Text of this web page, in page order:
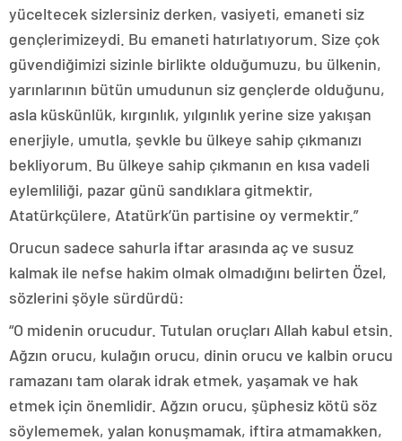
yüceltecek sizlersiniz derken, vasiyeti, emaneti siz
gençlerimizeydi. Bu emaneti hatırlatıyorum. Size çok
güvendiğimizi sizinle birlikte olduğumuzu, bu ülkenin,
yarınlarının bütün umudunun siz gençlerde olduğunu,
asla küskünlük, kırgınlık, yılgınlık yerine size yakışan
enerjiyle, umutla, şevkle bu ülkeye sahip çıkmanızı
bekliyorum. Bu ülkeye sahip çıkmanın en kısa vadeli
eylemliliği, pazar günü sandıklara gitmektir,
Atatürkçülere, Atatürk’ün partisine oy vermektir.”
Orucun sadece sahurla iftar arasında aç ve susuz
kalmak ile nefse hakim olmak olmadığını belirten Özel,
sözlerini şöyle sürdürdü:
“O midenin orucudur. Tutulan oruçları Allah kabul etsin.
Ağzın orucu, kulağın orucu, dinin orucu ve kalbin orucu
ramazanı tam olarak idrak etmek, yaşamak ve hak
etmek için önemlidir. Ağzın orucu, şüphesiz kötü söz
söylememek, yalan konuşmamak, iftira atmamakken,